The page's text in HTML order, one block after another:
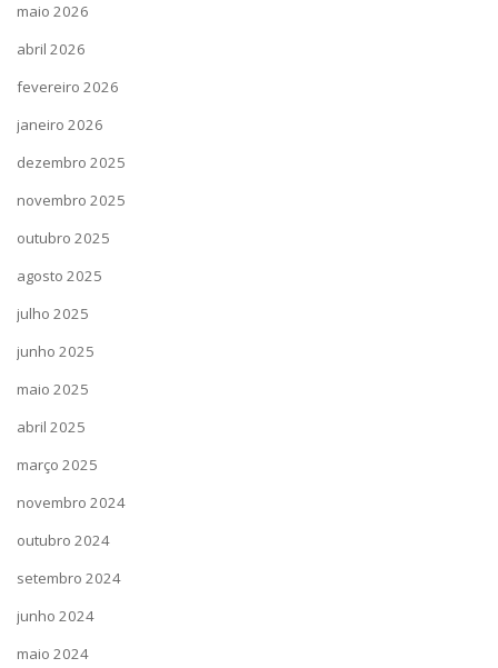
maio 2026
abril 2026
fevereiro 2026
janeiro 2026
dezembro 2025
novembro 2025
outubro 2025
agosto 2025
julho 2025
junho 2025
maio 2025
abril 2025
março 2025
novembro 2024
outubro 2024
setembro 2024
junho 2024
maio 2024